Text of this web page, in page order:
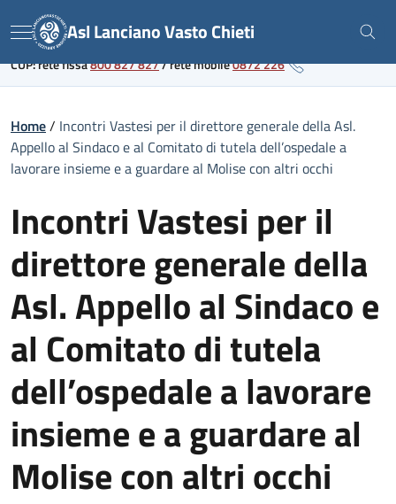
to
content
Link al portale sanitario regionale
Menu Asl Lanciano Vasto Chieti
CUP: rete fissa800 827 827/rete mobile0872 226
Home/ Incontri Vastesi per il direttore generale della Asl.
Appello al Sindaco e al Comitato di tutela dell’ospedale a
lavorare insieme e a guardare al Molise con altri occhi
Incontri Vastesi per il
direttore generale della
Asl. Appello al Sindaco e
al Comitato di tutela
dell’ospedale a lavorare
insieme e a guardare al
Molise con altri occhi